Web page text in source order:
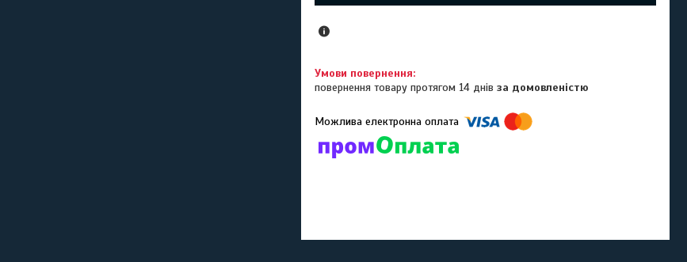
повернення товару протягом 14 днівза домовленістю